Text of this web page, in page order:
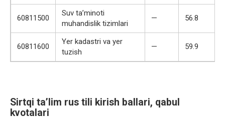
60811500
Suv taʼminoti
muhandislik tizimlari
— 56.8
60811600
Yer kadastri va yer
tuzish
— 59.9
Sirtqi ta’lim rus tili kirish ballari, qabul
kvotalari